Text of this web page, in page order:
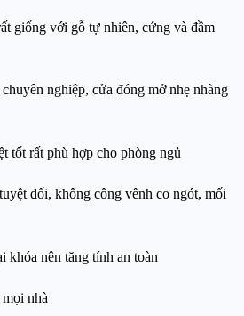
giống với gỗ tự nhiên, cứng và đầm
nghiệp, cửa đóng mở nhẹ nhàng
tốt rất phù hợp cho phòng ngủ
đối, không công vênh co ngót, mối
khóa nên tăng tính an toàn
nhà